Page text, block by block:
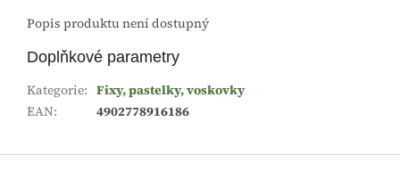
Popis produktu není dostupný
Doplňkové parametry
Kategorie: Fixy, pastelky, voskovky
EAN: 4902778916186